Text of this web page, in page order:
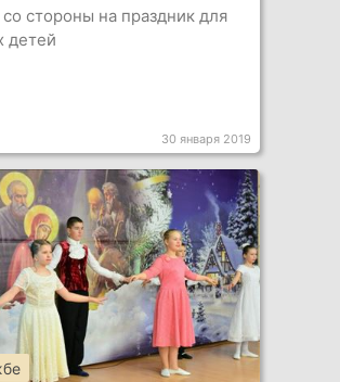
со стороны на праздник для
детей
30 января 2019